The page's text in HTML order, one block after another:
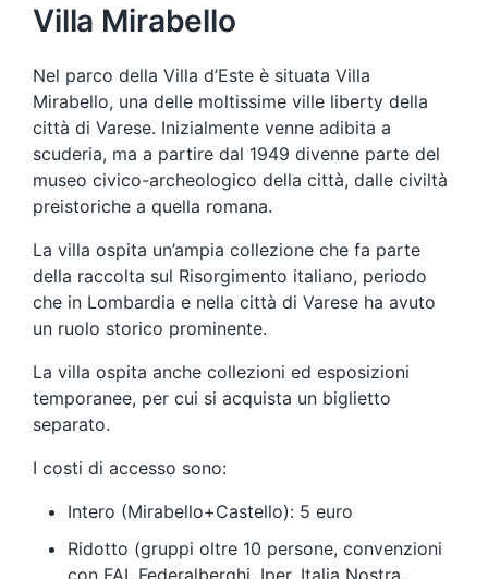
Villa Mirabello
Nel parco della Villa d’Este è situata Villa
Mirabello, una delle moltissime ville liberty della
città di Varese. Inizialmente venne adibita a
scuderia, ma a partire dal 1949 divenne parte del
museo civico-archeologico della città, dalle civiltà
preistoriche a quella romana.
La villa ospita un’ampia collezione che fa parte
della raccolta sul Risorgimento italiano, periodo
che in Lombardia e nella città di Varese ha avuto
un ruolo storico prominente.
La villa ospita anche collezioni ed esposizioni
temporanee, per cui si acquista un biglietto
separato.
I costi di accesso sono:
Intero (Mirabello+Castello): 5 euro
Ridotto (gruppi oltre 10 persone, convenzioni
con FAI, Federalberghi, Iper, Italia Nostra,